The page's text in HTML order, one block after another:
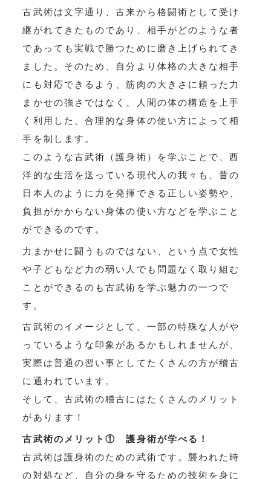
古武術は文字通り、古来から格闘術として受け
継がれてきたものであり、相手がどのような者
であっても実戦で勝つために磨き上げられてき
ました。そのため、自分より体格の大きな相手
にも対応できるよう、筋肉の大きさに頼った力
まかせの強さではなく、人間の体の構造を上手
く利用した、合理的な身体の使い方によって相
手を制します。
このような古武術（護身術）を学ぶことで、西
洋的な生活を送っている現代人の我々も、昔の
日本人のように力を発揮できる正しい姿勢や、
負担がかからない身体の使い方などを学ぶこと
ができるのです。
力まかせに闘うものではない、という点で女性
や子どもなど力の弱い人でも問題なく取り組む
ことができるのも古武術を学ぶ魅力の一つで
す。
古武術のイメージとして、一部の特殊な人がや
っているような印象があるかもしれませんが、
実際は普通の習い事としてたくさんの方が稽古
に通われています。
そして、古武術の稽古にはたくさんのメリット
があります！
古武術のメリット① 護身術が学べる！
古武術は護身術のための武術です。襲われた時
の対処など、自分の身を守るための技術を身に